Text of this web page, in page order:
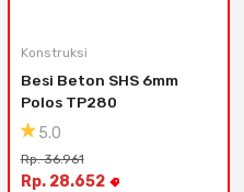
Konstruksi
Besi Beton SHS 6mm
Polos TP280
5.0
Rp. 36.961
Rp. 28.652